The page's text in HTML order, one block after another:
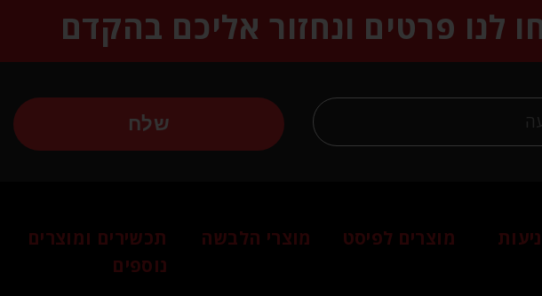
לנו פרטים ונחזור אליכם בהקדם
שלח
מוצרים לפיסט מוצרי הלבשה
תכשירים ומוצרים
נוספים